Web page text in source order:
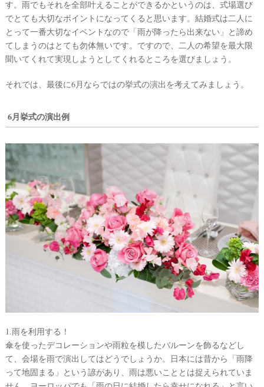
す。雨でもそれを全部叶えることができるかというのは、式場選び
でとても大切なポイントになってくると思います。結婚式は二人に
とって一番大切なイベントなので「雨が降ったら出来ない」と諦め
てしまうのはとても勿体無いです。ですので、二人の希望を最大限
聞いてくれて実現しようとしてくれるところを選びましょう。
それでは、最後に6月ならではの挙式の演出を考えてみましょう。
6月挙式の演出例
1.雨を利用する！
傘を使ったデコレーションや雨粒を模したバルーンを飾るなどし
て、会場を雨で演出してはどうでしょうか。日本には昔から「雨降
って地固まる」という諺があり、雨は悪いこととは捉えられていま